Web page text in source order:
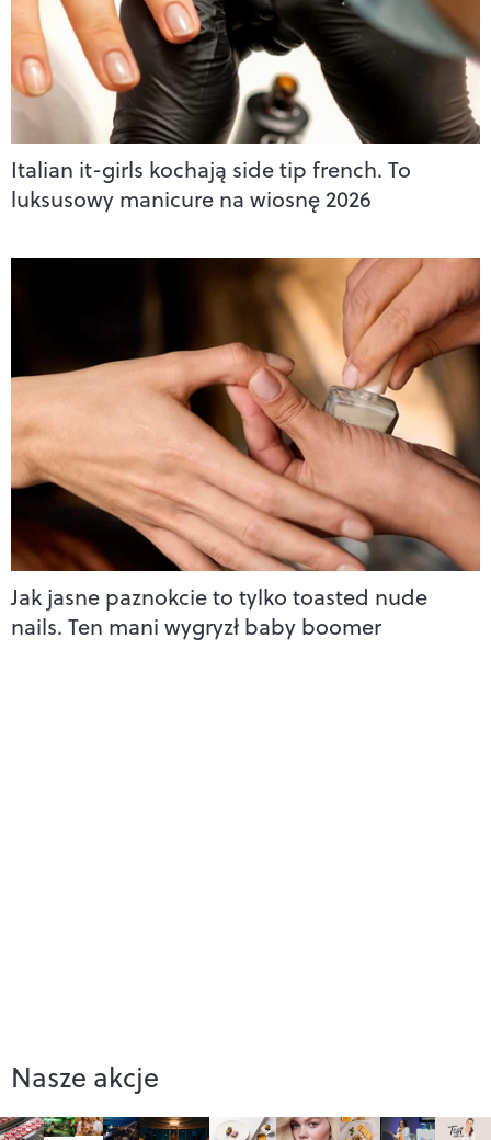
Italian it-girls kochają side tip french. To
luksusowy manicure na wiosnę 2026
Jak jasne paznokcie to tylko toasted nude
nails. Ten mani wygryzł baby boomer
Nasze akcje